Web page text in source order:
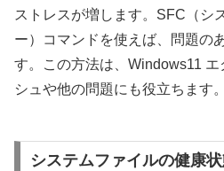
ストレスが増します。SFC（シ
ー）コマンドを使えば、問題の
す。この方法は、Windows11
シュや他の問題にも役立ちます。
システムファイルの健康